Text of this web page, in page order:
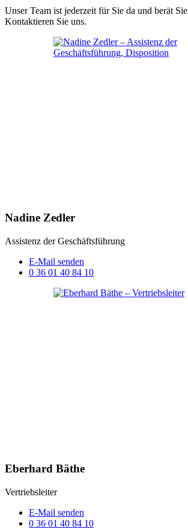
Unser Team ist jederzeit für Sie da und berät
Kontaktieren Sie uns.
Nadine Zedler
Assistenz der Geschäftsführung
E-Mail senden
0 36 01 40 84 10
Eberhard Bäthe
Vertriebsleiter
E-Mail senden
0 36 01 40 84 10